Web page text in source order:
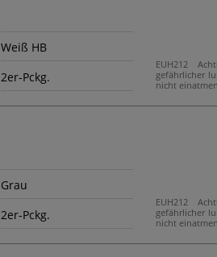
Weiß HB
2er-Pckg.
EUH212
gefährlicher
nicht
Grau
2er-Pckg.
EUH212
gefährlicher
nicht